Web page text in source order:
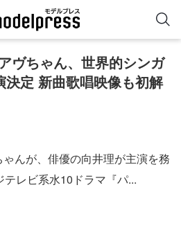
ヴちゃん、世界的シンガ
決定 新曲歌唱映像も初解
んが、俳優の向井理が主演を務
レビ系水10ドラマ『パ...